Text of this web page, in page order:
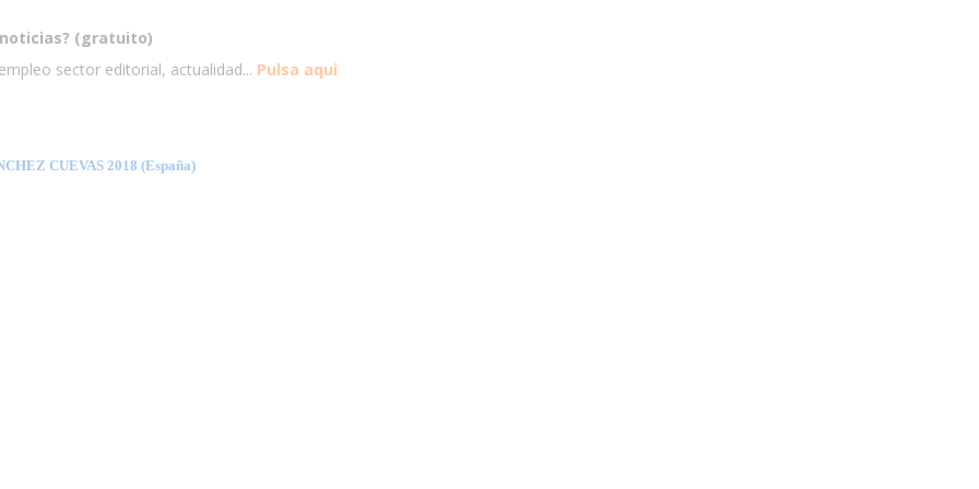
(gratuito)
sector editorial, actualidad... Pulsa aqui
CUEVAS 2018 (España)